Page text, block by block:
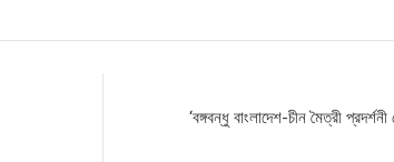
‘বঙ্গবন্ধু বাংলাদেশ-চীন মৈত্রী